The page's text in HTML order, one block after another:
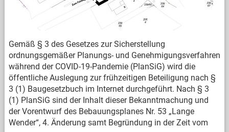
Gemäß § 3 des Gesetzes zur Sicherstellung
ordnungsgemäßer Planungs- und Genehmigungsverfahren
während der COVID-19-Pandemie (PlanSiG) wird die
öffentliche Auslegung zur frühzeitigen Beteiligung nach §
3 (1) Baugesetzbuch im Internet durchgeführt. Nach § 3
(1) PlanSiG sind der Inhalt dieser Bekanntmachung und
der Vorentwurf des Bebauungsplanes Nr. 53 „Lange
Wender“, 4. Änderung samt Begründung in der Zeit vom